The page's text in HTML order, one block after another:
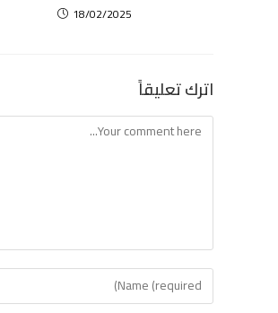
18/02/2025
اترك تعليقاً